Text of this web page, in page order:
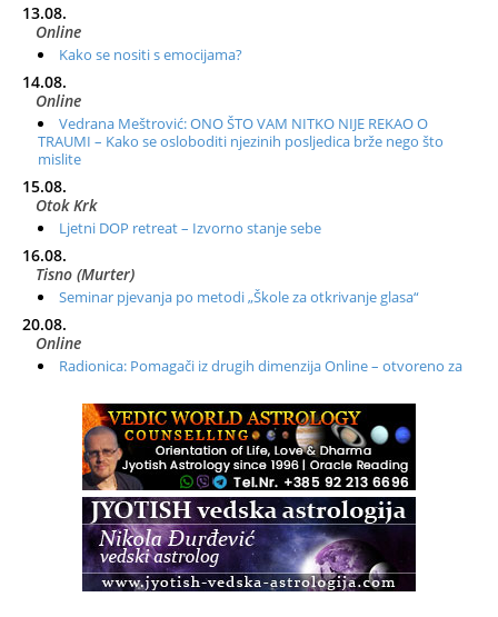
13.08.
Online
Kako se nositi s emocijama?
14.08.
Online
Vedrana Meštrović: ONO ŠTO VAM NITKO NIJE REKAO O
TRAUMI – Kako se osloboditi njezinih posljedica brže nego što
mislite
15.08.
Otok Krk
Ljetni DOP retreat – Izvorno stanje sebe
16.08.
Tisno (Murter)
Seminar pjevanja po metodi „Škole za otkrivanje glasa“
20.08.
Online
Radionica: Pomagači iz drugih dimenzija Online – otvoreno za
Zagreb+Online
Osnovni ThetaHealing® tečaj, Zagreb i Online
Access BARS®, otpusti stres
Access Energetski Facelift®